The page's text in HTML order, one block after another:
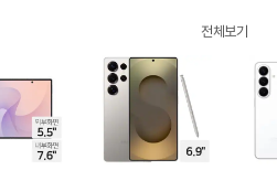
전체보기